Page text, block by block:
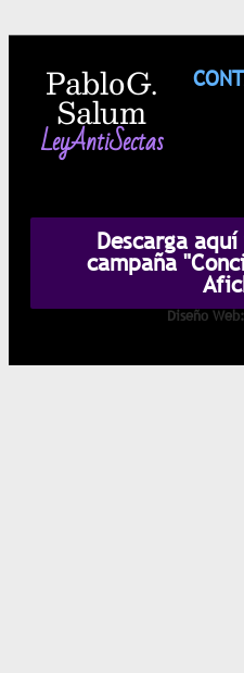
Pablo G.
Salum
LeyAntiSectas
Descarga aquí
campaña
Diseño